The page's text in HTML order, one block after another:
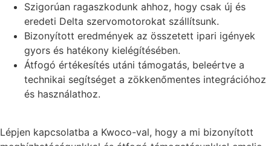
Szigorúan ragaszkodunk ahhoz, hogy csak új és
eredeti Delta szervomotorokat szállítsunk.
Bizonyított eredmények az összetett ipari igények
gyors és hatékony kielégítésében.
Átfogó értékesítés utáni támogatás, beleértve a
technikai segítséget a zökkenőmentes integrációhoz
és használathoz.
Lépjen kapcsolatba a Kwoco-val, hogy a mi bizonyított